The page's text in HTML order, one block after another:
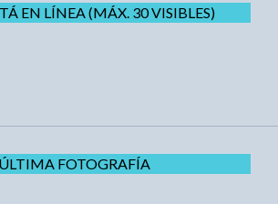
EN LÍNEA (MÁX. 30 VISIBLES)
ÚLTIMA FOTOGRAFÍA